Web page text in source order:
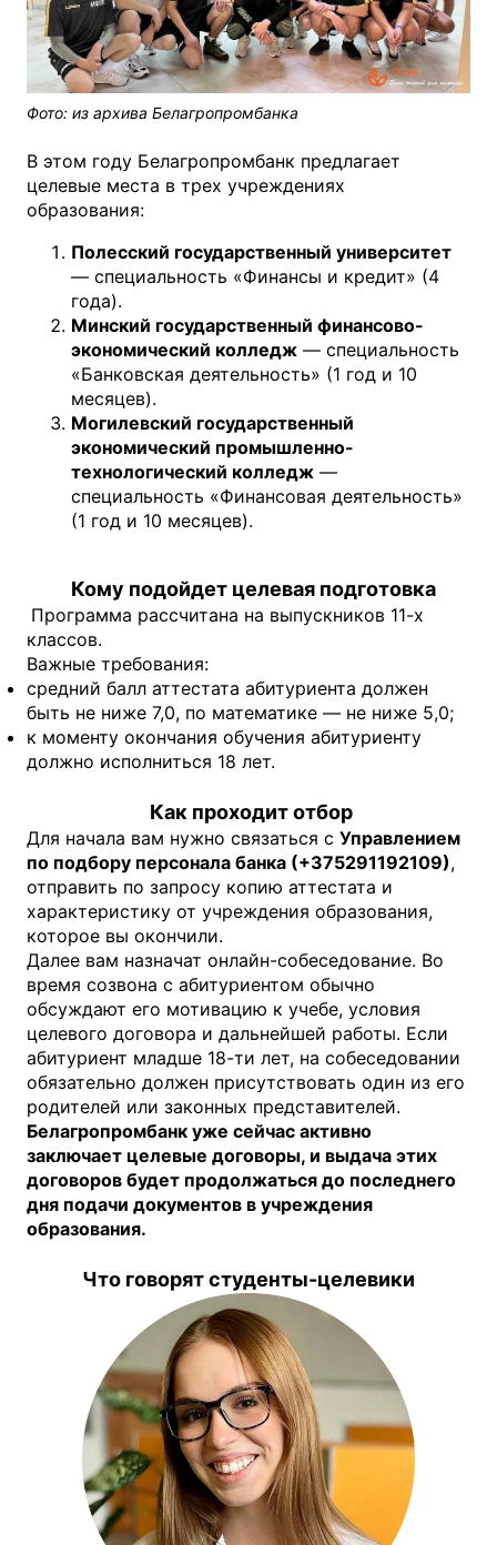
Фото: из архива Белагропромбанка
В этом году Белагропромбанк предлагает
целевые места в трех учреждениях
образования:
Полесский государственный университет
— специальность «Финансы и кредит» (4
года).
Минский государственный финансово-
экономический колледж — специальность
«Банковская деятельность» (1 год и 10
месяцев).
Могилевский государственный
экономический промышленно-
технологический колледж —
специальность «Финансовая деятельность»
(1 год и 10 месяцев).
Кому подойдет целевая подготовка
Программа рассчитана на выпускников 11-х
классов.
Важные требования:
средний балл аттестата абитуриента должен
быть не ниже 7,0, по математике — не ниже 5,0;
к моменту окончания обучения абитуриенту
должно исполниться 18 лет.
Как проходит отбор
Для начала вам нужно связаться с Управлением
по подбору персонала банка (+375291192109),
отправить по запросу копию аттестата и
характеристику от учреждения образования,
которое вы окончили.
Далее вам назначат онлайн-собеседование. Во
время созвона с абитуриентом обычно
обсуждают его мотивацию к учебе, условия
целевого договора и дальнейшей работы. Если
абитуриент младше 18-ти лет, на собеседовании
обязательно должен присутствовать один из его
родителей или законных представителей.
Белагропромбанк уже сейчас активно
заключает целевые договоры, и выдача этих
договоров будет продолжаться до последнего
дня подачи документов в учреждения
образования.
Что говорят студенты-целевики